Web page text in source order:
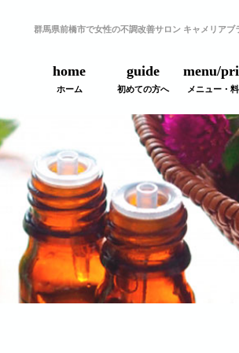
群馬県前橋市で女性の不調改善サロン キャメリアブ
home
ホーム
guide
初めての方へ
menu/
メニュー・